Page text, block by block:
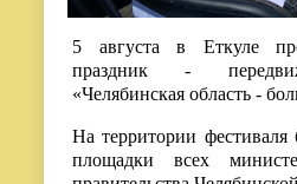
5 августа в Еткуле
праздник -
«Челябинская область -
На территории фестиваля
площадки всех